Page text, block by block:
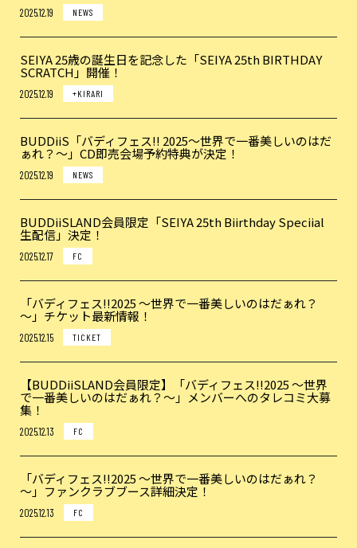
2025.12.19 NEWS
SEIYA 25歳の誕生日を記念した「SEIYA 25th BIRTHDAY
SCRATCH」開催！
2025.12.19 +KIRARI
BUDDiiS「バディフェス!! 2025～世界で一番美しいのはだ
ぁれ？～」CD即売会場予約特典が決定！
2025.12.19 NEWS
BUDDiiSLAND会員限定「SEIYA 25th Biirthday Speciial
生配信」決定！
2025.12.17 FC
「バディフェス!!2025 ～世界で一番美しいのはだぁれ？
～」チケット最新情報！
2025.12.15 TICKET
【BUDDiiSLAND会員限定】「バディフェス!!2025 ～世界
で一番美しいのはだぁれ？～」メンバーへのタレコミ大募
集！
2025.12.13 FC
「バディフェス!!2025 ～世界で一番美しいのはだぁれ？
～」ファンクラブブース詳細決定！
2025.12.13 FC